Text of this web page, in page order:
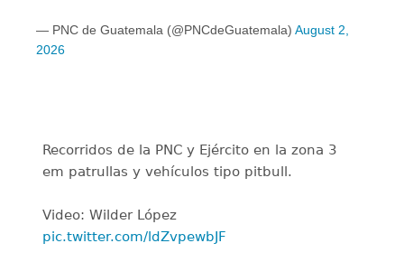
— PNC de Guatemala (@PNCdeGuatemala) August 2,
2026
Recorridos de la PNC y Ejército en la zona 3
em patrullas y vehículos tipo pitbull.
Video: Wilder López
pic.twitter.com/ldZvpewbJF